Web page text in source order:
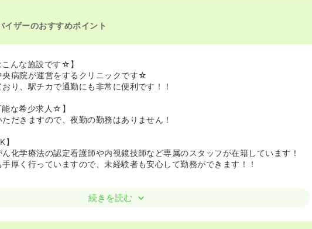
イザーのおすすめポイント
こんな施設です☆】
病院が運営をするクリニックです☆
り、駅チカで通勤にも非常に便利です！！
能な希少求人☆】
だきますので、夜勤の勤務はありません！
】
化学療法の認定看護師や内視鏡技師など専属のスタッフが在籍しています！
厚く行っていますので、未経験者も安心して勤務ができます！！
続きを読む